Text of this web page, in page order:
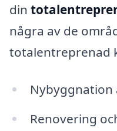
din
några av de
totalentreprenad
Nybyggnation
Renovering